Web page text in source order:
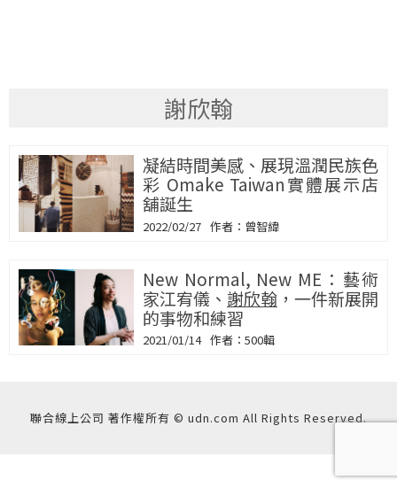
謝欣翰
凝結時間美感、展現溫潤民族色
彩 Omake Taiwan實體展示店
舖誕生
2022/02/27 曾智緯
New Normal, New ME：藝術
家江宥儀、 謝欣翰 ，一件新展開
的事物和練習
2021/01/14 500輯
聯合線上公司 著作權所有 © udn.com All Rights Reserved.